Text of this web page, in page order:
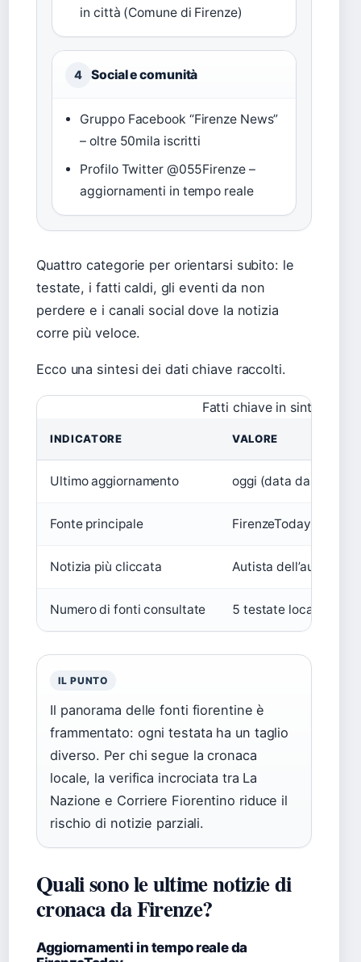
in città (Comune di Firenze)
4 Social e comunità
Gruppo Facebook “Firenze News”
– oltre 50mila iscritti
Profilo Twitter @055Firenze –
aggiornamenti in tempo reale
Quattro categorie per orientarsi subito: le
testate, i fatti caldi, gli eventi da non
perdere e i canali social dove la notizia
corre più veloce.
Ecco una sintesi dei dati chiave raccolti.
Fatti chiave in sintesi
INDICATORE VALORE
Ultimo aggiornamento oggi (data da inserire)
Fonte principale FirenzeToday
Notizia più cliccata Autista dell’autobus
Numero di fonti consultate 5 testate locali e
IL PUNTO
Il panorama delle fonti fiorentine è
frammentato: ogni testata ha un taglio
diverso. Per chi segue la cronaca
locale, la verifica incrociata tra La
Nazione e Corriere Fiorentino riduce il
rischio di notizie parziali.
Quali sono le ultime notizie di
cronaca da Firenze?
Aggiornamenti in tempo reale da